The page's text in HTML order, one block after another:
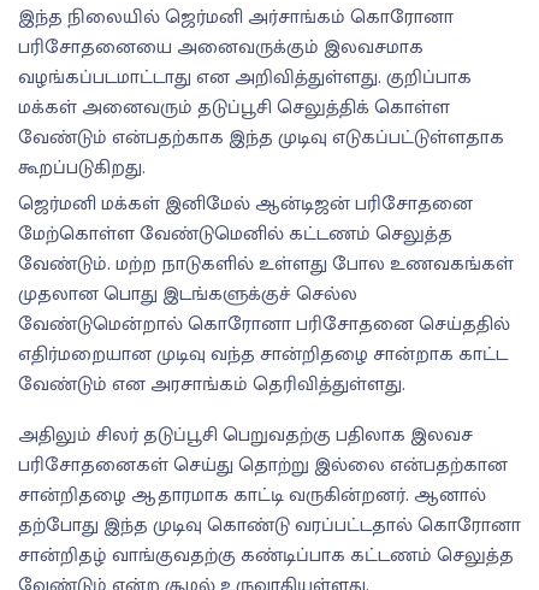
இந்த நிலையில் ஜெர்மனி அர்சாங்கம் கொரோனா
பரிசோதனையை அனைவருக்கும் இலவசமாக
வழங்கப்படமாட்டாது என அறிவித்துள்ளது. குறிப்பாக
மக்கள் அனைவரும் தடுப்பூசி செலுத்திக் கொள்ள
வேண்டும் என்பதற்காக இந்த முடிவு எடுகப்பட்டுள்ளதாக
கூறப்படுகிறது.
ஜெர்மனி மக்கள் இனிமேல் ஆன்டிஜன் பரிசோதனை
மேற்கொள்ள வேண்டுமெனில் கட்டணம் செலுத்த
வேண்டும். மற்ற நாடுகளில் உள்ளது போல உணவகங்கள்
முதலான பொது இடங்களுக்குச் செல்ல
வேண்டுமென்றால் கொரோனா பரிசோதனை செய்ததில்
எதிர்மறையான முடிவு வந்த சான்றிதழை சான்றாக காட்ட
வேண்டும் என அரசாங்கம் தெரிவித்துள்ளது.
அதிலும் சிலர் தடுப்பூசி பெறுவதற்கு பதிலாக இலவச
பரிசோதனைகள் செய்து தொற்று இல்லை என்பதற்கான
சான்றிதழை ஆதாரமாக காட்டி வருகின்றனர். ஆனால்
தற்போது இந்த முடிவு கொண்டு வரப்பட்டதால் கொரோனா
சான்றிதழ் வாங்குவதற்கு கண்டிப்பாக கட்டணம் செலுத்த